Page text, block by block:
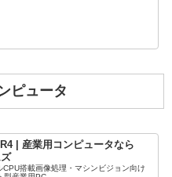
ピュータ
R4 | 産業用コンピュータなら
搭載画像処理・マシンビジョン向け